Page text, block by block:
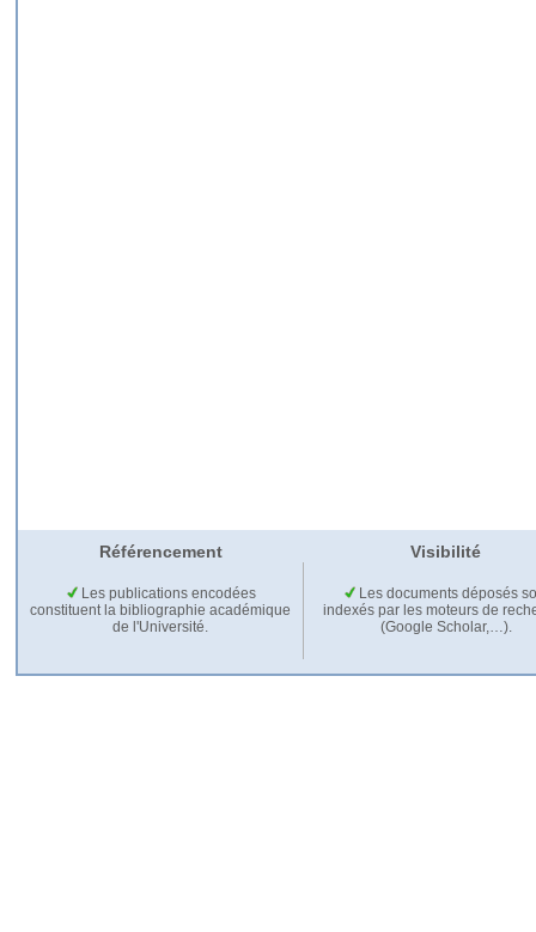
Référencement Visibilité
Les publications encodées
constituent la bibliographie académique
de l'Université.
Les documents déposés
indexés par les moteurs de
(Google Scholar,…).